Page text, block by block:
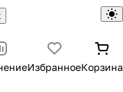
ИзбранноеКорзина